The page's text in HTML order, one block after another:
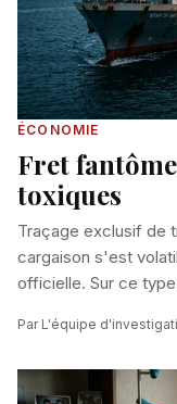
ÉCONOMIE
Fret
toxiques
Traçage exclusif de
cargaison s'est
officielle. Sur ce
d’un trafic de
Par L'équipe